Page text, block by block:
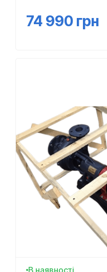
74 990 грн
В наявності